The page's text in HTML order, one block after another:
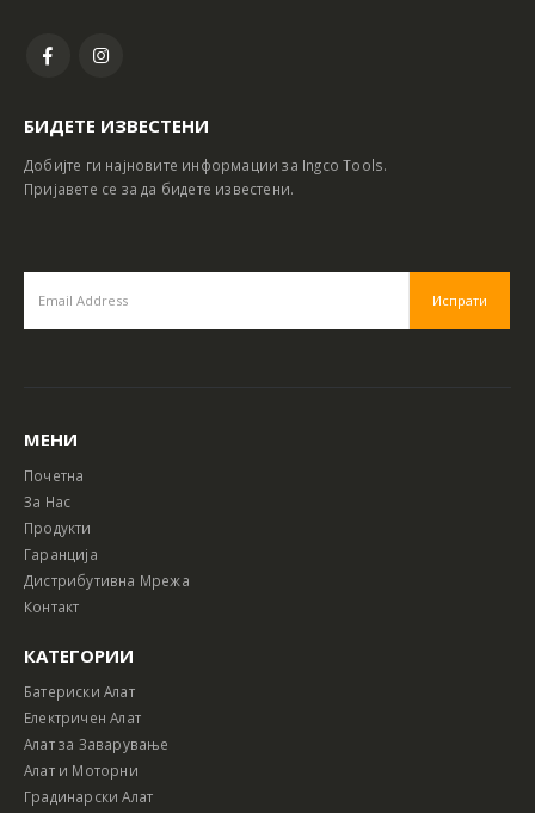
БИДЕТЕ ИЗВЕСТЕНИ
Добијте ги најновите информации за Ingco Tools.
Пријавете се за да бидете известени.
МЕНИ
Почетна
За Нас
Продукти
Гаранција
Дистрибутивна Мрежа
Контакт
КАТЕГОРИИ
Батериски Алат
Електричен Алат
Алат за Заварување
Алат и Моторни
Градинарски Алат